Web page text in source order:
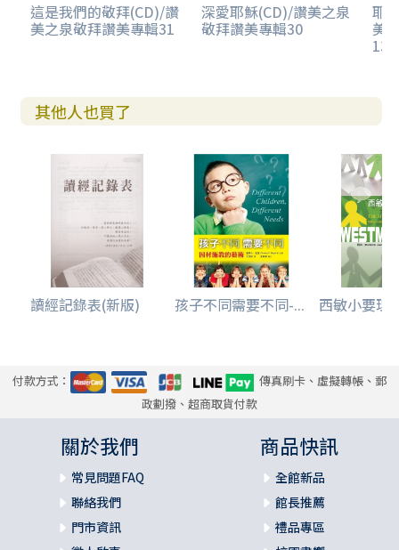
這是我們的敬拜(CD)/讚
美之泉敬拜讚美專輯31
深愛耶穌(CD)/讚美之泉
敬拜讚美專輯30
耶
美
13
其他人也買了
讀經記錄表(新版) 孩子不同需要不同-... 西敏小要理
付款方式：
傳真刷卡、虛擬轉帳、郵
政劃撥、超商取貨付款
關於我們
常見問題FAQ
聯絡我們
門市資訊
商品快訊
全館新品
館長推薦
禮品專區